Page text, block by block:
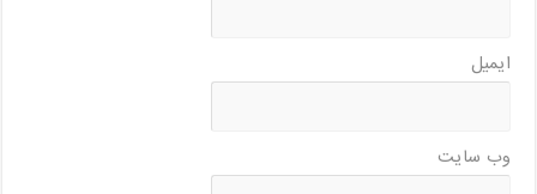
ایمیل
وب‌ سایت